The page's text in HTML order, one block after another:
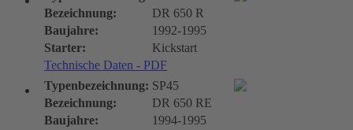
Bezeichnung:
DR 650 R
Baujahre:
1992-1995
Starter:
Kickstart
Technische Daten - PDF
Typenbezeichnung: SP45
Bezeichnung:
DR 650 RE
Baujahre:
1994-1995